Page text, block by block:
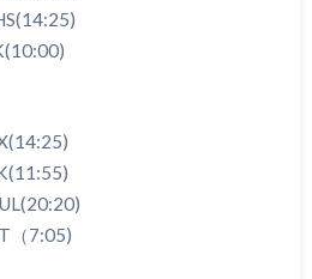
（7:05)